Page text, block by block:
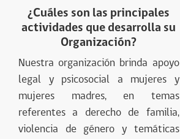
¿Cuáles son las principales
actividades que desarrolla su
Organización?
Nuestra organización brinda apoyo
legal y psicosocial a mujeres y
mujeres madres, en temas
referentes a derecho de familia,
violencia de género y temáticas